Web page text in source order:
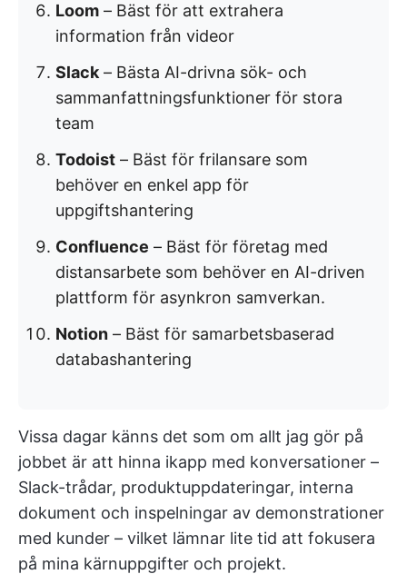
Loom – Bäst för att extrahera
information från videor
Slack – Bästa AI-drivna sök- och
sammanfattningsfunktioner för stora
team
Todoist – Bäst för frilansare som
behöver en enkel app för
uppgiftshantering
Confluence – Bäst för företag med
distansarbete som behöver en AI-driven
plattform för asynkron samverkan.
Notion – Bäst för samarbetsbaserad
databashantering
Vissa dagar känns det som om allt jag gör på
jobbet är att hinna ikapp med konversationer –
Slack-trådar, produktuppdateringar, interna
dokument och inspelningar av demonstrationer
med kunder – vilket lämnar lite tid att fokusera
på mina kärnuppgifter och projekt.